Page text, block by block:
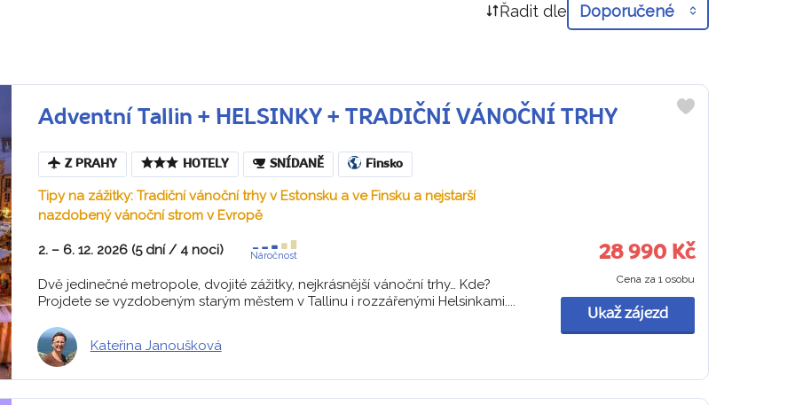
Řadit dle Doporučené
Adventní Tallin + HELSINKY + TRADIČNÍ VÁNOČNÍ TRHY
Z PRAHY HOTELY SNÍDANĚ Finsko
Tipy na zážitky: Tradiční vánoční trhy v Estonsku a ve Finsku a nejstarší
nazdobený vánoční strom v Evropě
2. – 6. 12. 2026 (5 dní / 4 noci) Náročnost
Dvě jedinečné metropole, dvojité zážitky, nejkrásnější vánoční trhy… Kde?
Projdete se vyzdobeným starým městem v Tallinu i rozzářenými Helsinkami....
Kateřina Janoušková
28 990 Kč
Cena za 1 osobu
Ukaž zájezd